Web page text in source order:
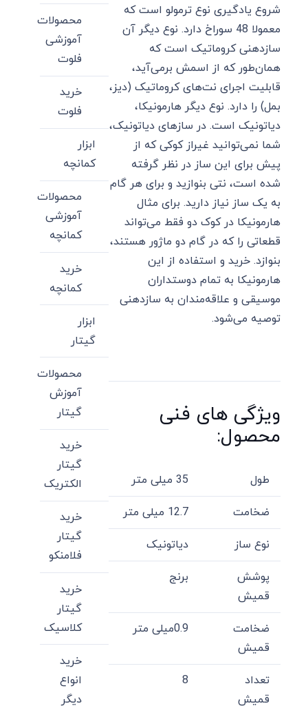
شروع یادگیری نوع ترمولو است که
معمولا 48 سوراخ دارد. نوع دیگر آن
سازدهنی کروماتیک است که
همان‌طور که از اسمش برمی‌آید،
قابلیت اجرای نت‌های کروماتیک (دیز،
بمل) را دارد. نوع دیگر هارمونیکا،
دیاتونیک است. در سازهای دیاتونیک،
شما نمی‌توانید غیراز کوکی که از
پیش برای این ساز در نظر گرفته‌
شده است، نتی بنوازید و برای هر گام
به یک ساز نیاز دارید. برای مثال
هارمونیکا در کوک دو فقط می‌تواند
قطعاتی را که در گام دو ماژور هستند،
بنوازد. خرید و استفاده از این
هارمونیکا به تمام دوستداران
موسیقی و علاقه‌مندان به سازدهنی
توصیه می‌شود.
ویژگی های فنی
محصول:
طول 35 میلی متر
ضخامت 12.7 میلی متر
نوع ساز دیاتونیک
پوشش
قمیش
برنج
ضخامت
قمیش
0.9میلی متر
تعداد
قمیش
8
محصولات
آموزشی
فلوت
خرید
فلوت
ابزار
کمانچه
محصولات
آموزشی
کمانچه
خرید
کمانچه
ابزار
گیتار
محصولات
آموزش
گیتار
خرید
گیتار
الکتریک
خرید
گیتار
فلامنکو
خرید
گیتار
کلاسیک
خرید
انواع
دیگر